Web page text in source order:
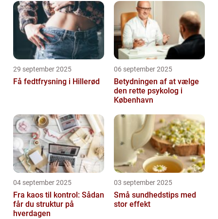
29 september 2025
Få fedtfrysning i Hillerød
06 september 2025
Betydningen af at vælge
den rette psykolog i
København
04 september 2025
Fra kaos til kontrol: Sådan
får du struktur på
hverdagen
03 september 2025
Små sundhedstips med
stor effekt